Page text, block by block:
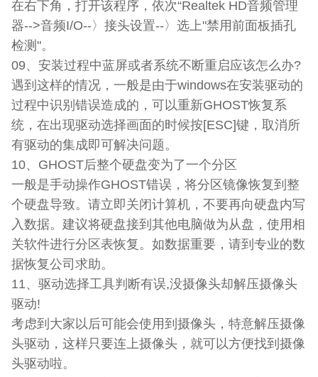
在右下角，打开该程序，依次“Realtek HD音频管理
器-->音频I/O--〉接头设置--〉选上"禁用前面板插孔
检测"。
09、安装过程中蓝屏或者系统不断重启应该怎么办?
遇到这样的情况，一般是由于windows在安装驱动的
过程中识别错误造成的，可以重新GHOST恢复系
统，在出现驱动选择画面的时候按[ESC]键，取消所
有驱动的集成即可解决问题。
10、GHOST后整个硬盘变为了一个分区
一般是手动操作GHOST错误，将分区镜像恢复到整
个硬盘导致。请立即关闭计算机，不要再向硬盘内写
入数据。建议将硬盘接到其他电脑做为从盘，使用相
关软件进行分区表恢复。如数据重要，请到专业的数
据恢复公司求助。
11、驱动选择工具判断有误,没摄像头却解压摄像头
驱动!
考虑到大家以后可能会使用到摄像头，特意解压摄像
头驱动，这样只要连上摄像头，就可以方便找到摄像
头驱动啦。